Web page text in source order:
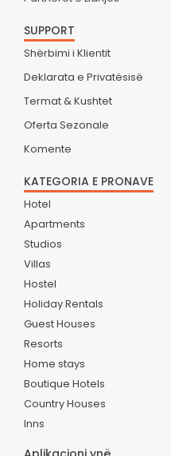
SUPPORT
Shërbimi i Klientit
Deklarata e Privatësisë
Termat & Kushtet
Oferta Sezonale
Komente
KATEGORIA E PRONAVE
Hotel
Apartments
Studios
Villas
Hostel
Holiday Rentals
Guest Houses
Resorts
Home stays
Boutique Hotels
Country Houses
Inns